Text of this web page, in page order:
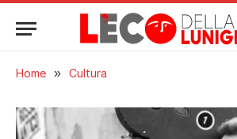
Home » Cultura